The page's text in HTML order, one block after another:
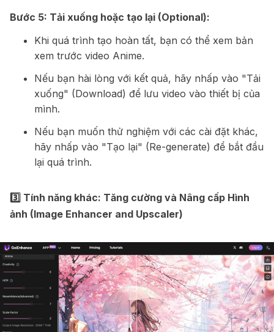
Bước 5: Tải xuống hoặc tạo lại (Optional):
Khi quá trình tạo hoàn tất, bạn có thể xem bản
xem trước video Anime.
Nếu bạn hài lòng với kết quả, hãy nhấp vào "Tải
xuống" (Download) để lưu video vào thiết bị của
mình.
Nếu bạn muốn thử nghiệm với các cài đặt khác,
hãy nhấp vào "Tạo lại" (Re-generate) để bắt đầu
lại quá trình.
3️⃣ Tính năng khác: Tăng cường và Nâng cấp Hình
ảnh (Image Enhancer and Upscaler)